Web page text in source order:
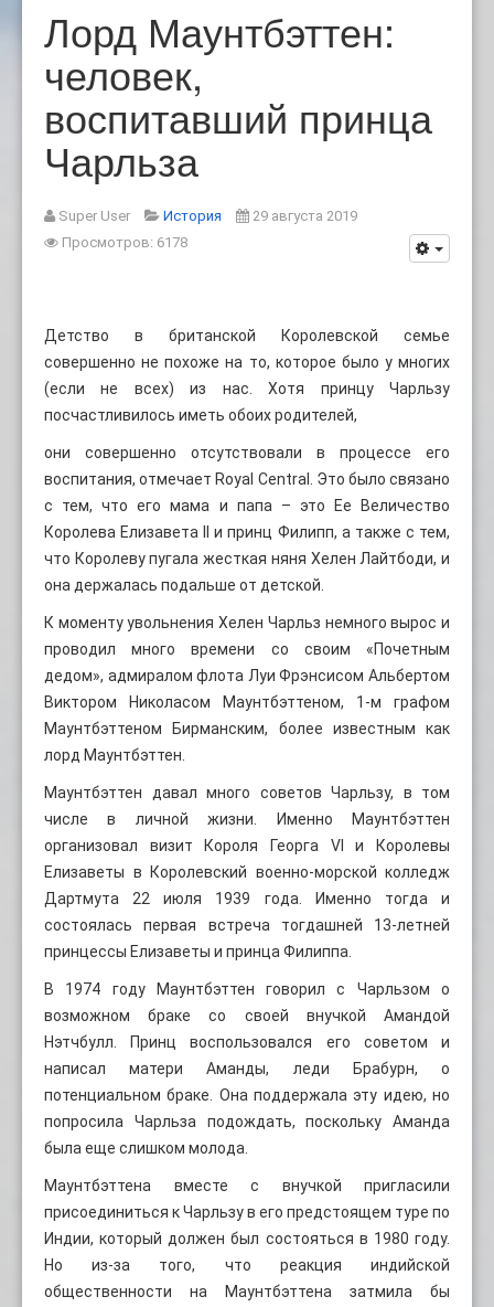
Лорд Маунтбэттен:
человек,
воспитавший принца
Чарльза
Super User История
29 августа 2019
Просмотров: 6178
Детство в британской Королевской семье
совершенно не похоже на то, которое было у многих
(если не всех) из нас. Хотя принцу Чарльзу
посчастливилось иметь обоих родителей,
они совершенно отсутствовали в процессе его
воспитания, отмечает Royal Central. Это было связано
с тем, что его мама и папа – это Ее Величество
Королева Елизавета II и принц Филипп, а также с тем,
что Королеву пугала жесткая няня Хелен Лайтбоди, и
она держалась подальше от детской.
К моменту увольнения Хелен Чарльз немного вырос и
проводил много времени со своим «Почетным
дедом», адмиралом флота Луи Фрэнсисом Альбертом
Виктором Николасом Маунтбэттеном, 1-м графом
Маунтбэттеном Бирманским, более известным как
лорд Маунтбэттен.
Маунтбэттен давал много советов Чарльзу, в том
числе в личной жизни. Именно Маунтбэттен
организовал визит Короля Георга VI и Королевы
Елизаветы в Королевский военно-морской колледж
Дартмута 22 июля 1939 года. Именно тогда и
состоялась первая встреча тогдашней 13-летней
принцессы Елизаветы и принца Филиппа.
В 1974 году Маунтбэттен говорил с Чарльзом о
возможном браке со своей внучкой Амандой
Нэтчбулл. Принц воспользовался его советом и
написал матери Аманды, леди Брабурн, о
потенциальном браке. Она поддержала эту идею, но
попросила Чарльза подождать, поскольку Аманда
была еще слишком молода.
Маунтбэттена вместе с внучкой пригласили
присоединиться к Чарльзу в его предстоящем туре по
Индии, который должен был состояться в 1980 году.
Но из-за того, что реакция индийской
общественности на Маунтбэттена затмила бы